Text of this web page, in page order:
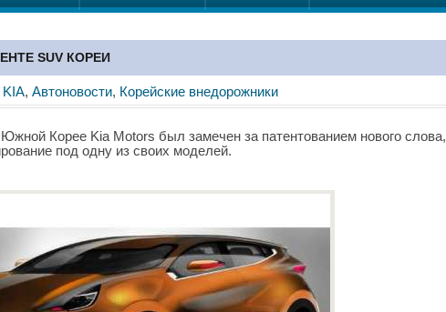
SUV КОРЕИ
KIA, Автоновости, Корейские внедорожники
Корее Kia Motors был замечен за патентованием нового слова,
под одну из своих моделей.